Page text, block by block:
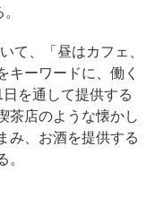
て、「昼はカフェ、
キーワードに、働く
を通して提供する
茶店のような懐かし
み、お酒を提供する
。